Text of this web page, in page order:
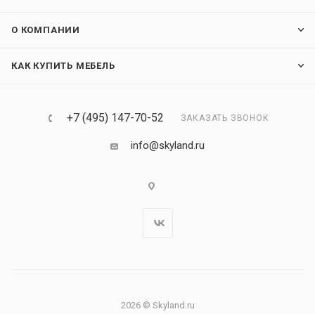
О КОМПАНИИ
КАК КУПИТЬ МЕБЕЛЬ
+7 (495) 147-70-52 ЗАКАЗАТЬ ЗВОНОК
info@skyland.ru
2026 © Skyland.ru